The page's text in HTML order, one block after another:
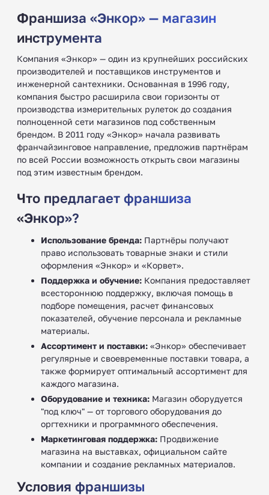
Франшиза «Энкор» — магазин
инструмента
Компания «Энкор» — один из крупнейших российских
производителей и поставщиков инструментов и
инженерной сантехники. Основанная в 1996 году,
компания быстро расширила свои горизонты от
производства измерительных рулеток до создания
полноценной сети магазинов под собственным
брендом. В 2011 году «Энкор» начала развивать
франчайзинговое направление, предложив партнёрам
по всей России возможность открыть свои магазины
под этим известным брендом.
Что предлагает франшиза
«Энкор»?
Использование бренда: Партнёры получают
право использовать товарные знаки и стили
оформления «Энкор» и «Корвет».
Поддержка и обучение: Компания предоставляет
всестороннюю поддержку, включая помощь в
подборе помещения, расчет финансовых
показателей, обучение персонала и рекламные
материалы.
Ассортимент и поставки: «Энкор» обеспечивает
регулярные и своевременные поставки товара, а
также формирует оптимальный ассортимент для
каждого магазина.
Оборудование и техника: Магазин оборудуется
"под ключ" — от торгового оборудования до
оргтехники и программного обеспечения.
Маркетинговая поддержка: Продвижение
магазина на выставках, официальном сайте
компании и создание рекламных материалов.
Условия франшизы